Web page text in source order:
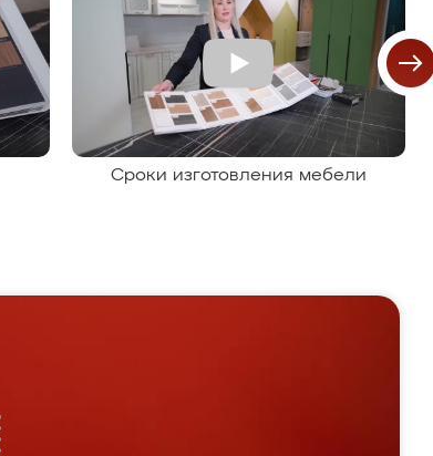
Сроки изготовления мебели